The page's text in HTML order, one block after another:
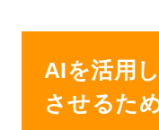
AIを活用
させるた